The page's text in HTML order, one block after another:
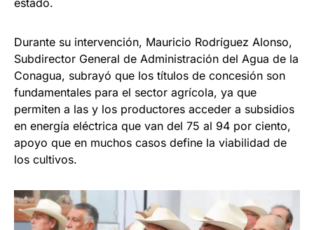
Durante su intervención, Mauricio Rodríguez Alonso,
Subdirector General de Administración del Agua de la
Conagua, subrayó que los títulos de concesión son
fundamentales para el sector agrícola, ya que
permiten a las y los productores acceder a subsidios
en energía eléctrica que van del 75 al 94 por ciento,
apoyo que en muchos casos define la viabilidad de
los cultivos.